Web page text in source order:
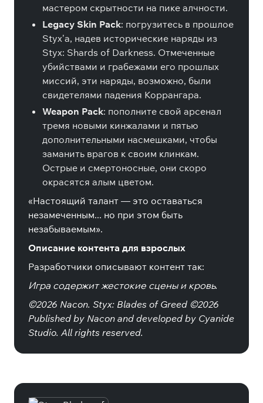
мастером скрытности на пике алчности.
Legacy Skin Pack: погрузитесь в прошлое
Styx’а, надев исторические наряды из
Styx: Shards of Darkness. Отмеченные
убийствами и грабежами его прошлых
миссий, эти наряды, возможно, были
свидетелями падения Коррангара.
Weapon Pack: пополните свой арсенал
тремя новыми кинжалами и пятью
дополнительными насмешками, чтобы
заманить врагов к своим клинкам.
Острые и смертоносные, они скоро
окрасятся алым цветом.
«Настоящий талант — это оставаться
незамеченным... но при этом быть
незабываемым».
Описание контента для взрослых
Разработчики описывают контент так:
Игра содержит жестокие сцены и кровь.
©2026 Nacon. Styx: Blades of Greed ©2026
Published by Nacon and developed by Cyanide
Studio. All rights reserved.